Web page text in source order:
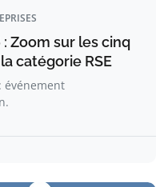
Zoom sur les cinq
catégorie RSE
événement